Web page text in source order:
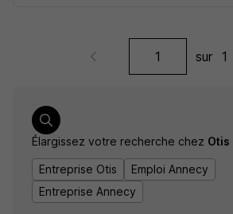
sur 1
Élargissez votre recherche chez Otis
Entreprise Otis
Emploi Annecy
Entreprise Annecy